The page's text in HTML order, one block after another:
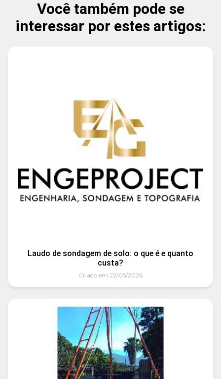
Você também pode se
interessar por estes artigos:
Laudo de sondagem de solo: o que é e quanto
custa?
Criado em 22/05/2026